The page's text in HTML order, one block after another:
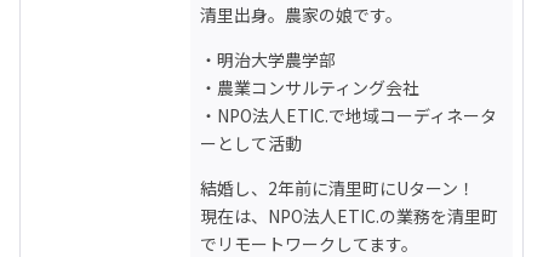
清里出身。農家の娘です。
・明治大学農学部
・農業コンサルティング会社
・NPO法人ETIC.で地域コーディネータ
ーとして活動
結婚し、2年前に清里町にUターン！
現在は、NPO法人ETIC.の業務を清里町
でリモートワークしてます。